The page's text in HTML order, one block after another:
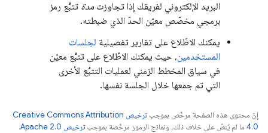
البريد الإلكتروني لفريقك إذا تجاوزت مدة تتبُّع رمز
برمجي مخصّص معيّن الحدّ الذي ضبطته.
يمكنك الاطّلاع على تقارير تفصيلية لجلسات
المستخدمين، حيث يمكنك الاطّلاع على تتبُّع معيّن
في سياق المخطط الزمني لعمليات التتبُّع الأخرى
التي تم جمعها خلال الجلسة نفسها.
إنّ محتوى هذه الصفحة مرخّص بموجب
ترخيص Creative Commons Attribution
4.0‏ ما لم يُنصّ على خلاف ذلك، ونماذج الرموز مرخّصة بموجبترخيص Apache 2.0‏
.